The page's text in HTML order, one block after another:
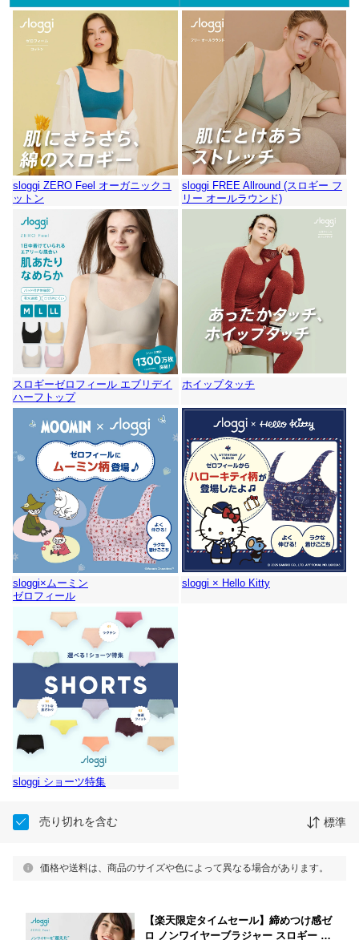
sloggi ZERO Feel オーガニックコ
ットン
sloggi FREE Allround (スロギー フ
リー オールラウンド)
スロギーゼロフィール エブリデイ
ハーフトップ
ホイップタッチ
sloggi×ムーミン
ゼロフィール
sloggi × Hello Kitty
sloggi ショーツ特集
売り切れを含む 標準
価格や送料は、商品のサイズや色によって異なる場合があります。
【楽天限定タイムセール】締めつけ感ゼ
ロ ノンワイヤーブラジャー スロギー ゼ